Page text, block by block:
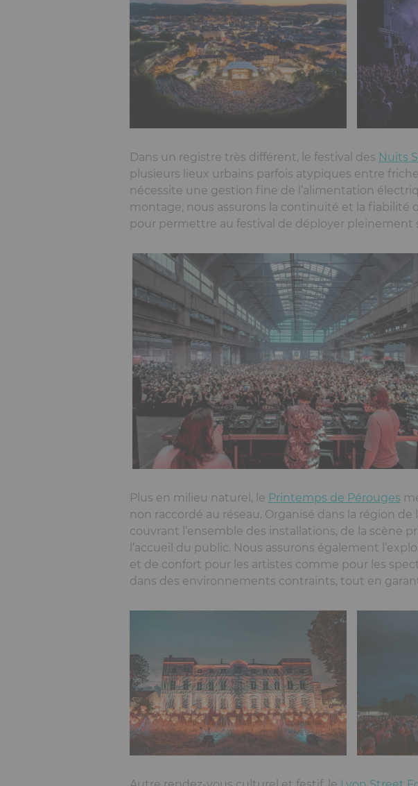
Dans un registre très différent, le festival des Nuits
plusieurs lieux urbains parfois atypiques entre
nécessite une gestion fine de l’alimentation
montage, nous assurons la continuité et la fiabilité
pour permettre au festival de déployer
Plus en milieu naturel, le Printemps de Pérouges
non raccordé au réseau. Organisé dans la région
couvrant l’ensemble des installations, de la scène
l’accueil du public. Nous assurons également
et de confort pour les artistes comme pour les
dans des environnements contraints, tout en